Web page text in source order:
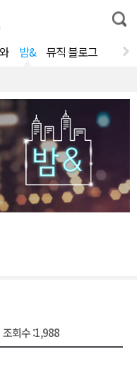
통
합
밤& 뮤직 블로그
조회수 :1,988